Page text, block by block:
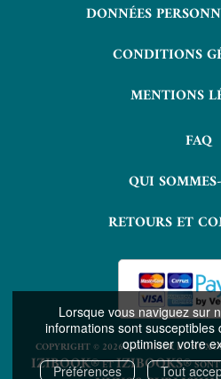
Lorsque vous naviguez sur
informations sont
optimiser votre
Préférences
Tout
DONNÉES
CONDITIONS
MENTIONS
FAQ
QUI
RETOURS ET
COPYRIGHT © 2026 LAVOISIER ET
IZIBOOK®ETIZIBOOKS®SONT